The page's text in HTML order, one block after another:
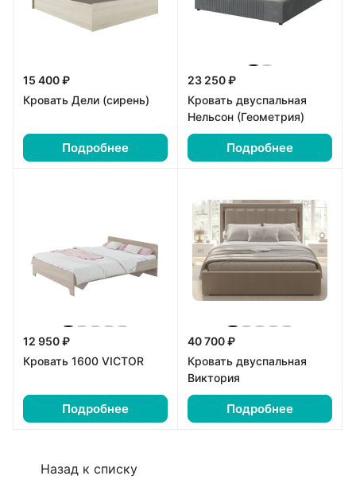
15 400 ₽
Кровать Дели (сирень)
Подробнее
23 250 ₽
Кровать двуспальная
Нельсон (Геометрия)
Подробнее
12 950 ₽
Кровать 1600 VICTOR
Подробнее
40 700 ₽
Кровать двуспальная
Виктория
Подробнее
Назад к списку